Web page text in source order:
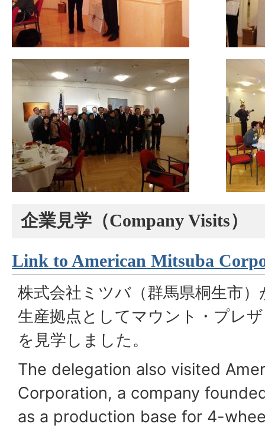
企業見学 （Company Visits）
Link to American Mitsuba
株式会社ミツバ（群馬県桐生市
生産拠点としてマウント・プレ
を見学しました。
The delegation also visited
Corporation, a company
as a production base for 4-